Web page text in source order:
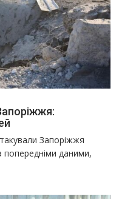
Запоріжжя
попередніми даними,